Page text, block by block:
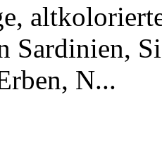
Sardinien,
N...